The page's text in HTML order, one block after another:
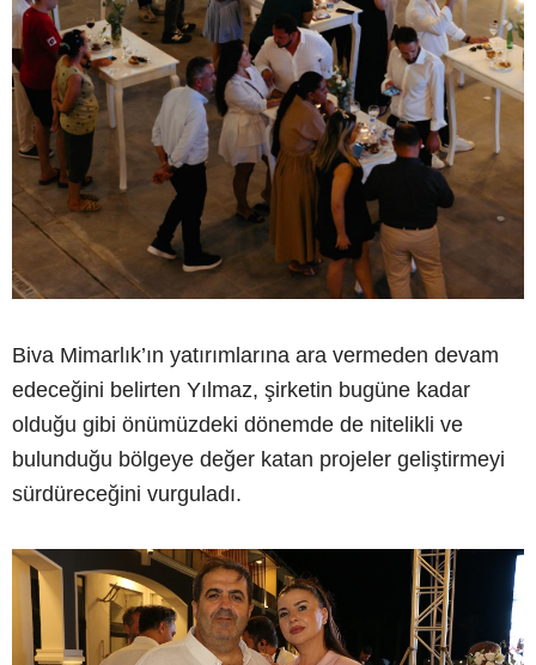
Biva Mimarlık’ın yatırımlarına ara vermeden devam
edeceğini belirten Yılmaz, şirketin bugüne kadar
olduğu gibi önümüzdeki dönemde de nitelikli ve
bulunduğu bölgeye değer katan projeler geliştirmeyi
sürdüreceğini vurguladı.